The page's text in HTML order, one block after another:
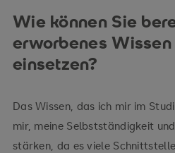
Wie können Sie
erworbenes
einsetzen?
Das Wissen, das ich mir im
mir, meine Selbstständigkeit
stärken, da es viele